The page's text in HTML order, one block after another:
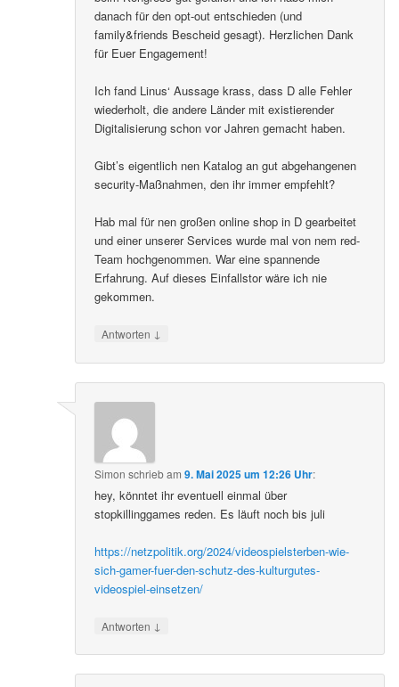
danach für den opt-out entschieden (und
family&friends Bescheid gesagt). Herzlichen Dank
für Euer Engagement!
Ich fand Linus‘ Aussage krass, dass D alle Fehler
wiederholt, die andere Länder mit existierender
Digitalisierung schon vor Jahren gemacht haben.
Gibt’s eigentlich nen Katalog an gut abgehangenen
security-Maßnahmen, den ihr immer empfehlt?
Hab mal für nen großen online shop in D gearbeitet
und einer unserer Services wurde mal von nem red-
Team hochgenommen. War eine spannende
Erfahrung. Auf dieses Einfallstor wäre ich nie
gekommen.
Antworten ↓
Simon schriebam9. Mai 2025 um 12:26 Uhr:
hey, könntet ihr eventuell einmal über
stopkillinggames reden. Es läuft noch bis juli
https://netzpolitik.org/2024/videospielsterben-wie-
sich-gamer-fuer-den-schutz-des-kulturgutes-
videospiel-einsetzen/
Antworten ↓